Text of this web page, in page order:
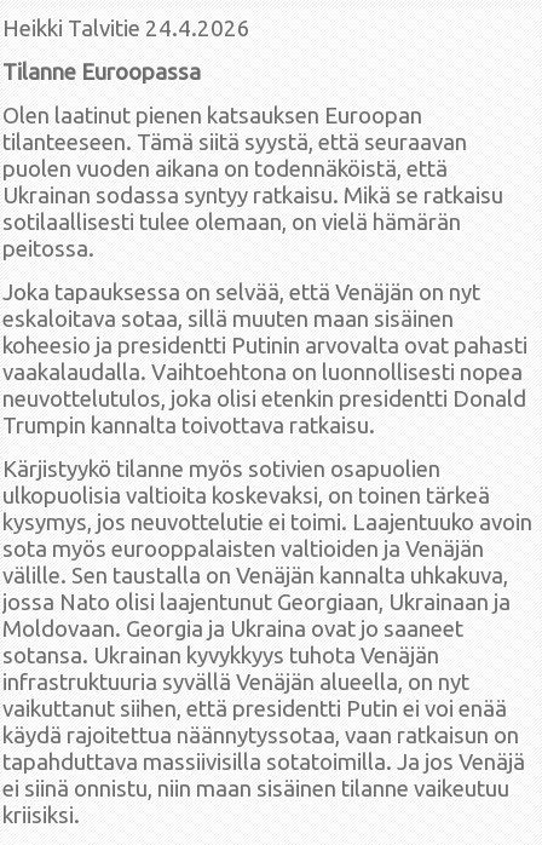
Heikki Talvitie 24.4.2026
Tilanne Euroopassa
Olen laatinut pienen katsauksen Euroopan
tilanteeseen. Tämä siitä syystä, että seuraavan
puolen vuoden aikana on todennäköistä, että
Ukrainan sodassa syntyy ratkaisu. Mikä se ratkaisu
sotilaallisesti tulee olemaan, on vielä hämärän
peitossa.
Joka tapauksessa on selvää, että Venäjän on nyt
eskaloitava sotaa, sillä muuten maan sisäinen
koheesio ja presidentti Putinin arvovalta ovat pahasti
vaakalaudalla. Vaihtoehtona on luonnollisesti nopea
neuvottelutulos, joka olisi etenkin presidentti Donald
Trumpin kannalta toivottava ratkaisu.
Kärjistyykö tilanne myös sotivien osapuolien
ulkopuolisia valtioita koskevaksi, on toinen tärkeä
kysymys, jos neuvottelutie ei toimi. Laajentuuko avoin
sota myös eurooppalaisten valtioiden ja Venäjän
välille. Sen taustalla on Venäjän kannalta uhkakuva,
jossa Nato olisi laajentunut Georgiaan, Ukrainaan ja
Moldovaan. Georgia ja Ukraina ovat jo saaneet
sotansa. Ukrainan kyvykkyys tuhota Venäjän
infrastruktuuria syvällä Venäjän alueella, on nyt
vaikuttanut siihen, että presidentti Putin ei voi enää
käydä rajoitettua näännytyssotaa, vaan ratkaisun on
tapahduttava massiivisilla sotatoimilla. Ja jos Venäjä
ei siinä onnistu, niin maan sisäinen tilanne vaikeutuu
kriisiksi.